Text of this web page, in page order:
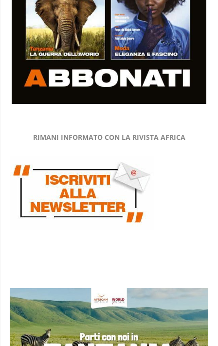
RIMANI INFORMATO CON LA RIVISTA AFRICA